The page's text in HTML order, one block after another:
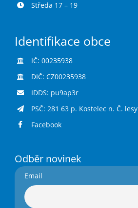
Středa 17 – 19
Identifikace obce
IČ: 00235938
DIČ: CZ00235938
IDDS: pu9ap3r
PSČ: 281 63 p. Kostelec n. Č. lesy
Facebook
Odběr novinek
Email